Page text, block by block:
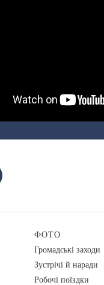
ФОТО
Громадські заходи
Зустрічі й наради
Робочі поїздки